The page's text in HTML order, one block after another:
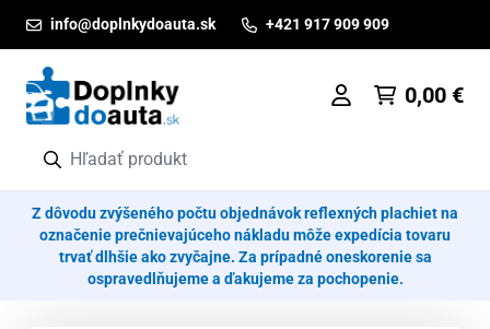
info@doplnkydoauta.sk +421 917 909 909
0,00 €
Z dôvodu zvýšeného počtu objednávok reflexných plachiet na
označenie prečnievajúceho nákladu môže expedícia tovaru
trvať dlhšie ako zvyčajne. Za prípadné oneskorenie sa
ospravedlňujeme a ďakujeme za pochopenie.